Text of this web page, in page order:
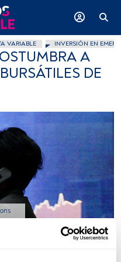
VARIABLE INVERSIÓN EN
A
DE